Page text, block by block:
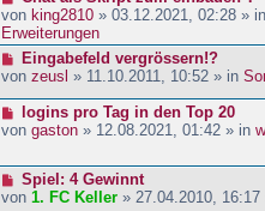
a
g
i
t
r
a
g
r
B
e
t
r
a
g
e
u
e
B
e
t
a
g
von king2810 » 03.12.2021, 02:28 » in
Erweiterungen
N
e
e
r
e
t
Eingabefeld vergrössern!?
von zeusl » 11.10.2011, 10:52 » in
N
e
e
B
logins pro Tag in den Top 20
von gaston » 12.08.2021, 01:42 » in
N
e
Spiel: 4 Gewinnt
von 1. FC Keller » 27.04.2010, 16:17